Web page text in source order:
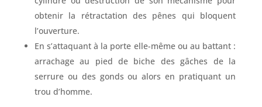
obtenir la rétractation des pênes qui bloquent
l’ouverture.
En s’attaquant à la porte elle-même ou au battant :
arrachage au pied de biche des gâches de la
serrure ou des gonds ou alors en pratiquant un
trou d’homme.